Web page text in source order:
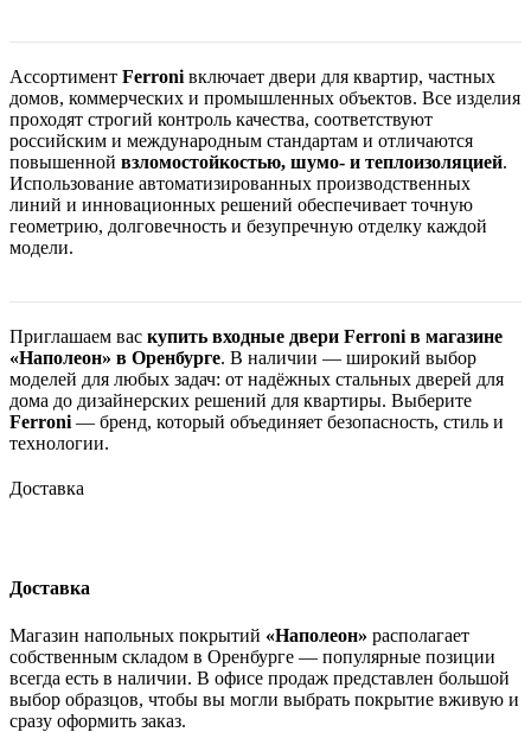
Ассортимент Ferroniвключает двери для квартир, частных
домов, коммерческих и промышленных объектов. Все изделия
проходят строгий контроль качества, соответствуют
российским и международным стандартам и отличаются
повышенной взломостойкостью, шумо- и теплоизоляцией.
Использование автоматизированных производственных
линий и инновационных решений обеспечивает точную
геометрию, долговечность и безупречную отделку каждой
модели.
Приглашаем вас купить входные двери Ferroni в магазине
«Наполеон» в Оренбурге. В наличии — широкий выбор
моделей для любых задач: от надёжных стальных дверей для
дома до дизайнерских решений для квартиры. Выберите
Ferroni— бренд, который объединяет безопасность, стиль и
технологии.
Доставка
Доставка
Магазин напольных покрытий «Наполеон» располагает
собственным складом в Оренбурге — популярные позиции
всегда есть в наличии. В офисе продаж представлен большой
выбор образцов, чтобы вы могли выбрать покрытие вживую и
сразу оформить заказ.